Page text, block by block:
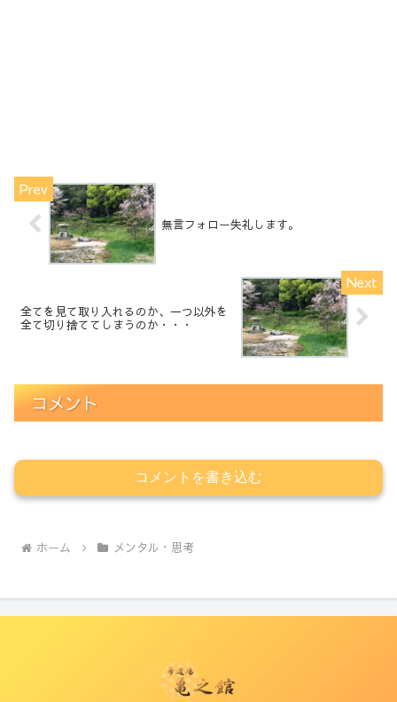
無言フォロー失礼します。
全てを見て取り入れるのか、一つ以外を
全て切り捨ててしまうのか・・・
コメント
コメントを書き込む
ホーム メンタル・思考